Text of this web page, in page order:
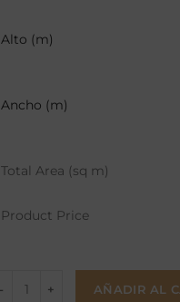
Alto (m)
Ancho (m)
Total Area (sq m)
Product Price
AÑADIR AL